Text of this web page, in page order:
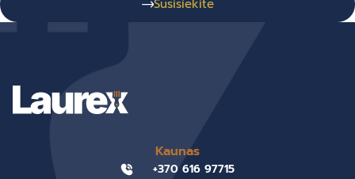
Susisiekite
Kaunas
+370 616 97715